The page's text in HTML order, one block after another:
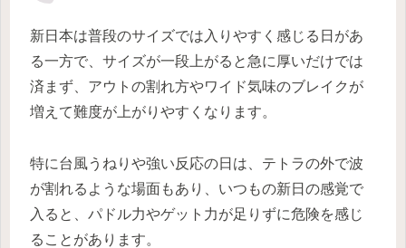
新日本は普段のサイズでは入りやすく感じる日があ
る一方で、サイズが一段上がると急に厚いだけでは
済まず、アウトの割れ方やワイド気味のブレイクが
増えて難度が上がりやすくなります。
特に台風うねりや強い反応の日は、テトラの外で波
が割れるような場面もあり、いつもの新日の感覚で
入ると、パドル力やゲット力が足りずに危険を感じ
ることがあります。